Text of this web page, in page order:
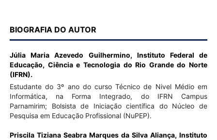
BIOGRAFIA DO AUTOR
Júlia Maria Azevedo Guilhermino, Instituto Federal de
Educação, Ciência e Tecnologia do Rio Grande do Norte
(IFRN).
Estudante do 3º ano do curso Técnico de Nivel Médio em
Informática, na Forma Integrado, do IFRN Campus
Parnamirim; Bolsista de Iniciação científica do Núcleo de
Pesquisa em Educação Profissional (NuPEP).
Priscila Tiziana Seabra Marques da Silva Aliança,Instituto